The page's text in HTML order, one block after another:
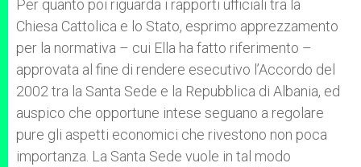
Per quanto poi riguarda i rapporti ufficiali tra la
Chiesa Cattolica e lo Stato, esprimo apprezzamento
per la normativa – cui Ella ha fatto riferimento –
approvata al fine di rendere esecutivo l’Accordo del
2002 tra la Santa Sede e la Repubblica di Albania, ed
auspico che opportune intese seguano a regolare
pure gli aspetti economici che rivestono non poca
importanza. La Santa Sede vuole in tal modo